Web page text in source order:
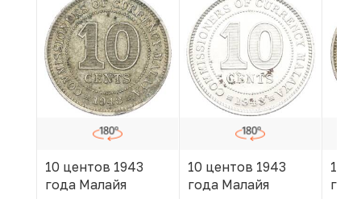
10 центов 1943
года Малайя
10 центов 1943
года Малайя
10